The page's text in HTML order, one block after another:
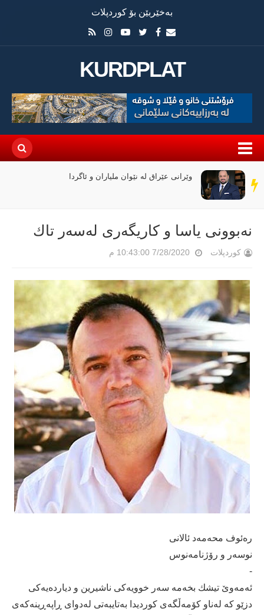
بەخێربێن بۆ کوردپلات
KURDPLAT
سەر
دێڕ
وێرانی عێراق لە نێوان ملیاران و ئاگردا
نەبوونی یاسا و كاریگەری لەسەر تاك
کوردپلات 7/28/2020 10:43:00 م
رەئوف محەمەد ئالانی
نوسەر و رۆژنامەنوس
-
ئەمەوێ‌ تیشك بخەمە سەر خوویەكی ناشیرین و دیاردەیەكی
دزێو كە لەناو كۆمەڵگەی كوردیدا بەتایبەتی لەدوای ڕاپەڕینەكەی